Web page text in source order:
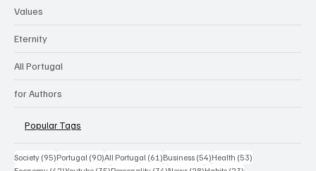
Values
Eternity
All Portugal
for Authors
Popular Tags
Society (95)95 posts
Portugal (90)90 posts
All Portugal (61)61 posts
Business (54)54 posts
Health (53)